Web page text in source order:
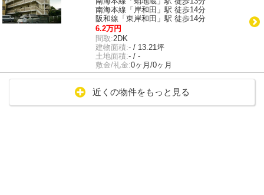
南海本線「岸和田」駅 徒歩14分
阪和線「東岸和田」駅 徒歩14分
6.2万円
間取:2DK
建物面積:- / 13.21坪
土地面積:- / -
敷金/礼金:0ヶ月/0ヶ月
近くの物件をもっと見る